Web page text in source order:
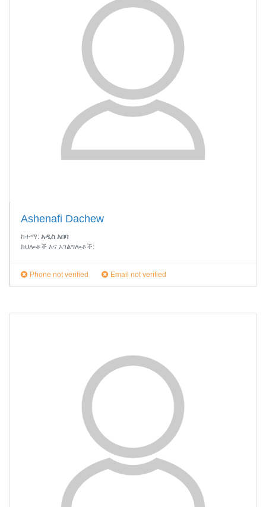
Ashenafi Dachew
ከተማ: አዲስ አበባ
ክህሎቶች እና አገልግሎቶች:
Phone not verified Email not verified